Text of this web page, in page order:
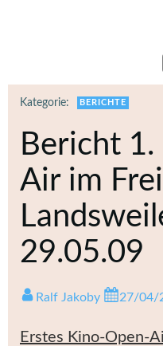
Kategorie: BERICHTE
Bericht
Air im
29.05.09
Ralf Jakoby 27/04/
Erstes Kino-Open-